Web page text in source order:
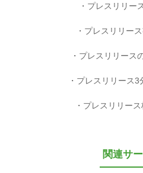
プレスリリー
プレスリリー
プレスリリース
プレスリリース3
プレスリリー
関連サ